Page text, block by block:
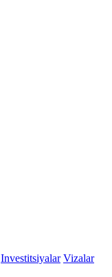
Investitsiyalar Vizalar